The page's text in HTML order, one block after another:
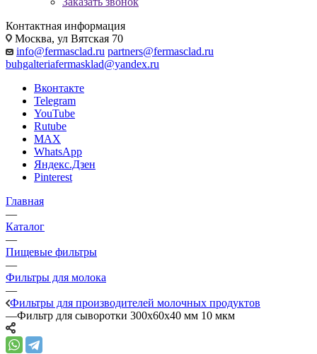
Контактная информация
Москва, ул Вятская 70
info@fermasclad.ru partners@fermasclad.ru
buhgalteriafermasklad@yandex.ru
Вконтакте
Telegram
YouTube
Rutube
MAX
WhatsApp
Яндекс.Дзен
Pinterest
Главная
—
Каталог
—
Пищевые фильтры
—
Фильтры для молока
—
Фильтры для производителей молочных продуктов
—Фильтр для сыворотки 300x60x40 мм 10 мкм